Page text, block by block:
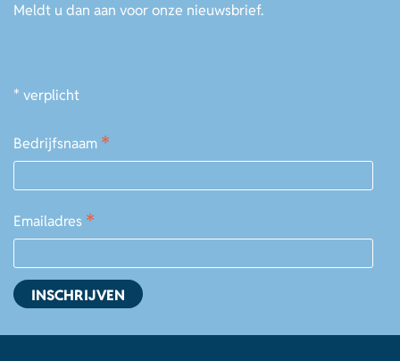
Meldt u dan aan voor onze nieuwsbrief.
* verplicht
Bedrijfsnaam *
Emailadres *